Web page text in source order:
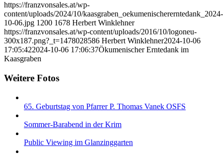
https://franzvonsales.at/wp-
content/uploads/2024/10/kaasgraben_oekumenischererntedank_2024-
10-06.jpg 1200 1678 Herbert Winklehner
https://franzvonsales.at/wp-content/uploads/2016/10/logoneu-
300x187.png?_t=1478028586 Herbert Winklehner2024-10-06
17:05:422024-10-06 17:06:37Ökumenischer Erntedank im
Kaasgraben
Weitere Fotos
65. Geburtstag von Pfarrer P. Thomas Vanek OSFS
Sommer-Barabend in der Krim
Public Viewing im Glanzinggarten